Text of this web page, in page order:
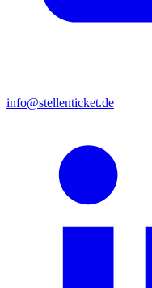
info@stellenticket.de